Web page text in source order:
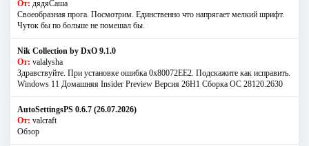
От: дядяСаша
Своеобразная прога. Посмотрим. Единственно что напрягает мелкий шрифт.
Чуток бы по больше не помешал бы.
Nik Collection by DxO 9.1.0
От: valalysha
Здравствуйте. При установке ошибка 0х80072EE2. Подскажите как исправить.
Windows 11 Домашняя Insider Preview Версия 26H1 Сборка ОС 28120.2630
AutoSettingsPS 0.6.7 (26.07.2026)
От: valcraft
Обзор